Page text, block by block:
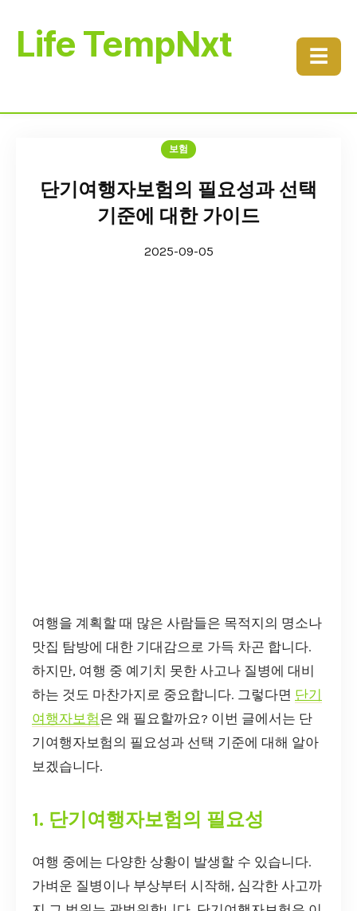
Life TempNxt ☰
보험
단기여행자보험의 필요성과 선택
기준에 대한 가이드
2025-09-05
여행을 계획할 때 많은 사람들은 목적지의 명소나
맛집 탐방에 대한 기대감으로 가득 차곤 합니다.
하지만, 여행 중 예기치 못한 사고나 질병에 대비
하는 것도 마찬가지로 중요합니다. 그렇다면 단기
여행자보험은 왜 필요할까요? 이번 글에서는 단
기여행자보험의 필요성과 선택 기준에 대해 알아
보겠습니다.
1. 단기여행자보험의 필요성
여행 중에는 다양한 상황이 발생할 수 있습니다.
가벼운 질병이나 부상부터 시작해, 심각한 사고까